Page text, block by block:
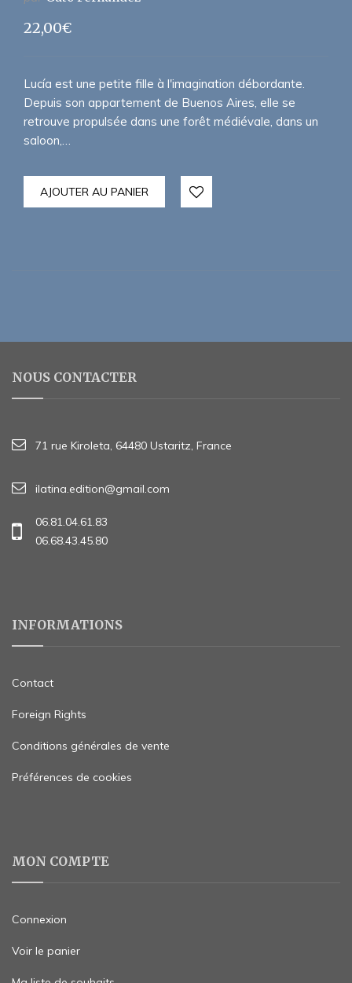
22,00€
Lucía est une petite fille à l'imagination débordante.
Depuis son appartement de Buenos Aires, elle se
retrouve propulsée dans une forêt médiévale, dans un
saloon,…
AJOUTER AU PANIER
NOUS CONTACTER
71 rue Kiroleta, 64480 Ustaritz, France
ilatina.edition@gmail.com
06.81.04.61.83
06.68.43.45.80
INFORMATIONS
Contact
Foreign Rights
Conditions générales de vente
Préférences de cookies
MON COMPTE
Connexion
Voir le panier